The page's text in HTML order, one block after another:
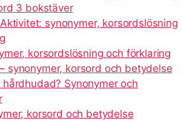
3 bokstäver
synonymer, korsordslösning
korsordslösning och förklaring
synonymer, korsord och betydelse
Synonymer och
korsord och betydelse